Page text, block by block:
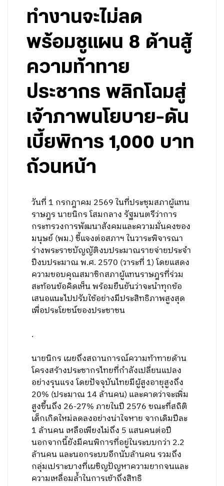
ทำงานจะไม่ลด
พร้อมชูแผน 8 ด้านสู้
ความท้าทาย
ประชากร พลิกโฉมสู่
เจ้าภาพนโยบาย-ดัน
เบี้ยพิการ 1,000 บาท
ถ้วนหน้า
วันที่ 1 กรกฎาคม 2569 ในที่ประชุมสภาผู้แทน
ราษฎร นายนิกร โสมกลาง รัฐมนตรีว่าการ
กระทรวงการพัฒนาสังคมและความมั่นคงของ
มนุษย์ (พม.) ชี้แจงต่อสภาฯ ในวาระพิจารณา
ร่างพระราชบัญญัติงบประมาณรายจ่ายประจำ
ปีงบประมาณ พ.ศ. 2570 (วาระที่ 1) โดยแสดง
ความขอบคุณสมาชิกสภาผู้แทนราษฎรที่ร่วม
สะท้อนข้อคิดเห็น พร้อมยืนยันว่าจะนำทุกข้อ
เสนอแนะไปปรับใช้อย่างมีประสิทธิภาพสูงสุด
เพื่อประโยชน์ของประชาชน
.
นายนิกร เผยถึงสถานการณ์ความท้าทายด้าน
โครงสร้างประชากรไทยที่กำลังเปลี่ยนแปลง
อย่างรุนแรง โดยปัจจุบันไทยมีผู้สูงอายุสูงถึง
20% (ประมาณ 14 ล้านคน) และคาดว่าจะเพิ่ม
สูงขึ้นถึง 26-27% ภายในปี 2576 ขณะที่สถิติ
เด็กเกิดใหม่ลดลงอย่างน่าใจหาย จากเดิมปีละ
1 ล้านคน เหลือเพียงไม่ถึง 5 แสนคนต่อปี
นอกจากนี้ยังมีคนพิการที่อยู่ในระบบกว่า 2.2
ล้านคน และนอกระบบอีกนับล้านคน รวมถึง
กลุ่มเปราะบางที่เผชิญปัญหาความยากจนและ
ความเหลื่อมล้ำในการเข้าถึงสิทธิ